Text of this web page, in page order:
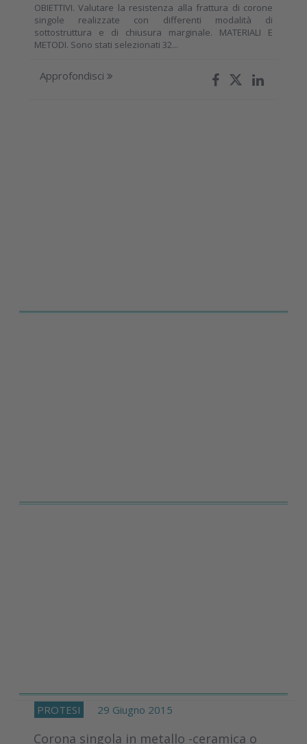
OBIETTIVI. Valutare la resistenza alla frattura di corone
singole realizzate con differenti modalità di
sottostruttura e di chiusura marginale. MATERIALI E
METODI. Sono stati selezionati 32...
Approfondisci
PROTESI 29 Giugno 2015
Corona singola in metallo -ceramica o